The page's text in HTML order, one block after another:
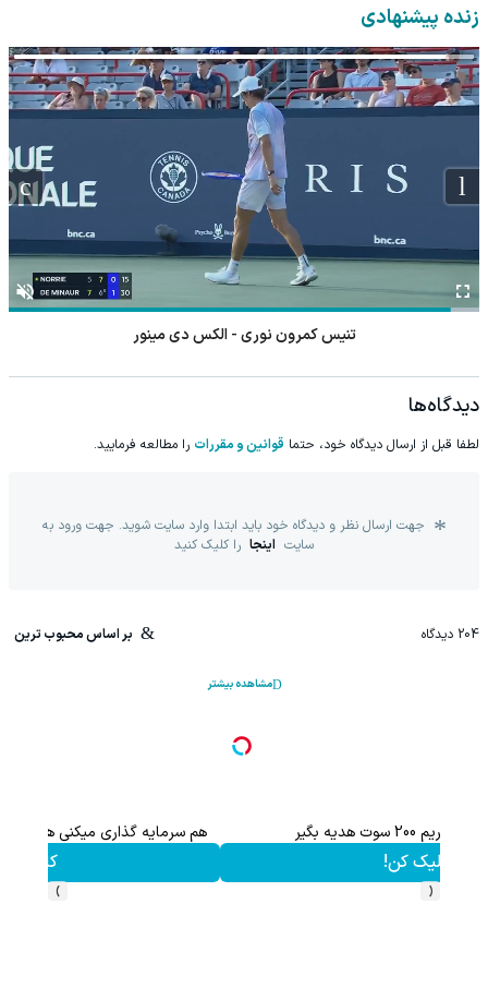
زنده پیشنهادی
تنیس کمرون نوری - الکس دی مینور
دیدگاه‌ها
لطفا قبل از ارسال دیدگاه خود، حتما قوانین و مقررات را مطالعه فرمایید.
جهت ارسال نظر و دیدگاه خود باید ابتدا وارد سایت شوید. جهت ورود به
سایت اینجا را کلیک کنید
204 دیدگاه بر اساس محبوب ترین
مشاهده بیشتر
هم سرمایه گذاری میکنی هم نقره هدیه میگیری ؛ثبت نام کن
‹
›